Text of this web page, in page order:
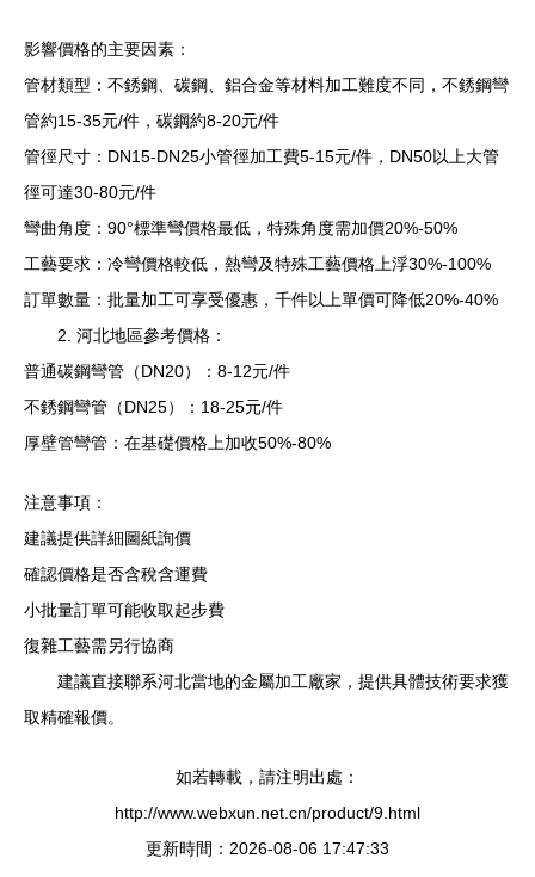
影響價格的主要因素：
管材類型：不銹鋼、碳鋼、鋁合金等材料加工難度不同，不銹鋼彎
管約15-35元/件，碳鋼約8-20元/件
管徑尺寸：DN15-DN25小管徑加工費5-15元/件，DN50以上大管
徑可達30-80元/件
彎曲角度：90°標準彎價格最低，特殊角度需加價20%-50%
工藝要求：冷彎價格較低，熱彎及特殊工藝價格上浮30%-100%
訂單數量：批量加工可享受優惠，千件以上單價可降低20%-40%
2. 河北地區參考價格：
普通碳鋼彎管（DN20）：8-12元/件
不銹鋼彎管（DN25）：18-25元/件
厚壁管彎管：在基礎價格上加收50%-80%
注意事項：
建議提供詳細圖紙詢價
確認價格是否含稅含運費
小批量訂單可能收取起步費
復雜工藝需另行協商
建議直接聯系河北當地的金屬加工廠家，提供具體技術要求獲
取精確報價。
如若轉載，請注明出處：
http://www.webxun.net.cn/product/9.html
更新時間：2026-08-06 17:47:33